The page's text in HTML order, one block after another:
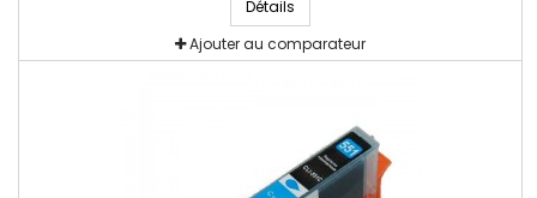
Détails
Ajouter au comparateur